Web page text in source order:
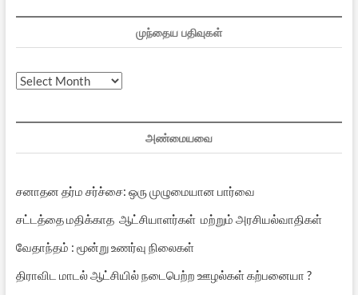
முந்தைய பதிவுகள்
முந்தைய
அண்மையவை
சனாதன தர்ம சர்ச்சை: ஒரு முழுமையான பார்வை
சட்டத்தை மதிக்காத ஆட்சியாளர்கள் மற்றும் அரசியல்வாதிகள்
வேதாந்தம் : மூன்று உணர்வு நிலைகள்
திராவிட மாடல் ஆட்சியில் நடைபெற்ற ஊழல்கள் கற்பனையா ?